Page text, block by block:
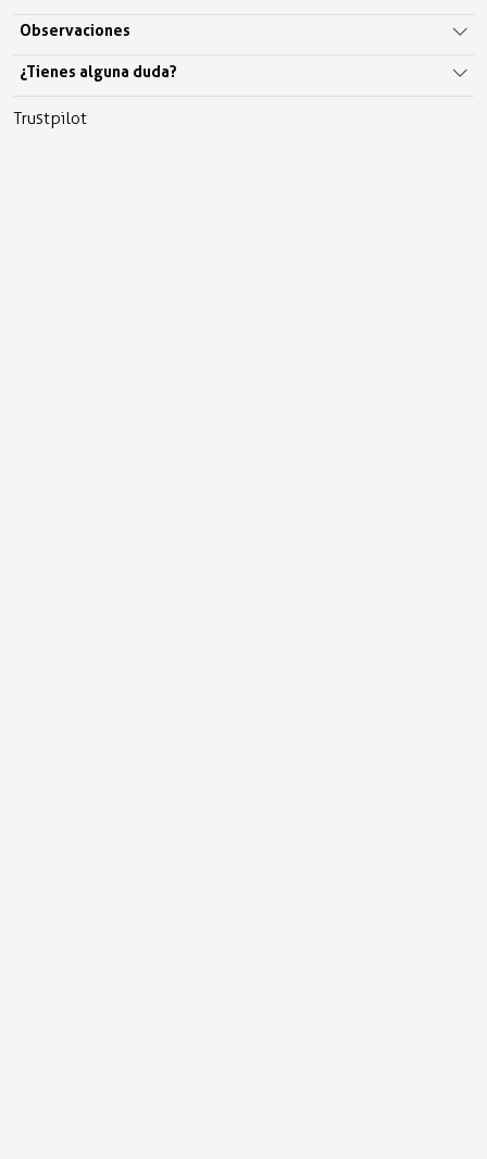
Observaciones
¿Tienes alguna duda?
Trustpilot